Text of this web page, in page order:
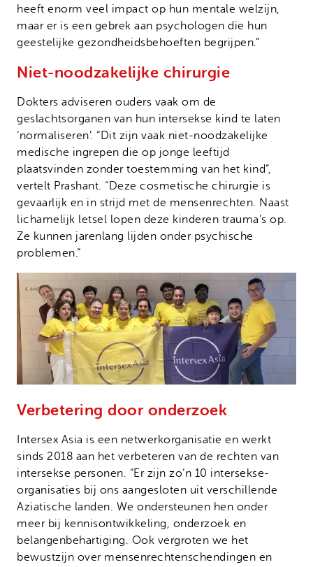
heeft enorm veel impact op hun mentale welzijn,
maar er is een gebrek aan psychologen die hun
geestelijke gezondheidsbehoeften begrijpen.”
Niet-noodzakelijke chirurgie
Dokters adviseren ouders vaak om de
geslachtsorganen van hun intersekse kind te laten
‘normaliseren’. “Dit zijn vaak niet-noodzakelijke
medische ingrepen die op jonge leeftijd
plaatsvinden zonder toestemming van het kind”,
vertelt Prashant. “Deze cosmetische chirurgie is
gevaarlijk en in strijd met de mensenrechten. Naast
lichamelijk letsel lopen deze kinderen trauma’s op.
Ze kunnen jarenlang lijden onder psychische
problemen.”
Verbetering door onderzoek
Intersex Asia is een netwerkorganisatie en werkt
sinds 2018 aan het verbeteren van de rechten van
intersekse personen. “Er zijn zo’n 10 intersekse-
organisaties bij ons aangesloten uit verschillende
Aziatische landen. We ondersteunen hen onder
meer bij kennisontwikkeling, onderzoek en
belangenbehartiging. Ook vergroten we het
bewustzijn over mensenrechtenschendingen en